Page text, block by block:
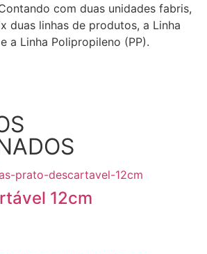
com duas unidades fabris,
duas linhas de produtos, a Linha
a Linha Polipropileno (PP).
12cm